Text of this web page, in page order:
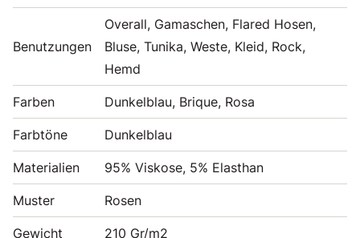
Benutzungen
Overall, Gamaschen, Flared Hosen,
Bluse, Tunika, Weste, Kleid, Rock,
Hemd
Farben Dunkelblau, Brique, Rosa
Farbtöne Dunkelblau
Materialien 95% Viskose, 5% Elasthan
Muster Rosen
Gewicht 210 Gr/m2